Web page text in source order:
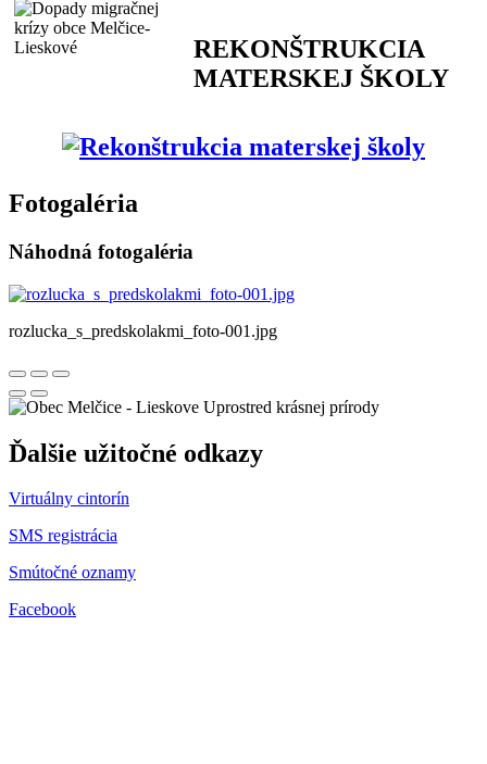
REKONŠTRUKCIA
MATERSKEJ ŠKOLY
Fotogaléria
Náhodná fotogaléria
rozlucka_s_predskolakmi_foto-001.jpg
Uprostred krásnej prírody
Ďalšie užitočné odkazy
Virtuálny cintorín
SMS registrácia
Smútočné oznamy
Facebook